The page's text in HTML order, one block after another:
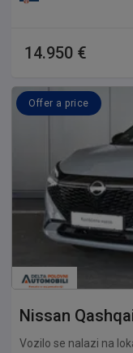
14.950 €
Offer a price
Nissan
Vozilo se nalazi na